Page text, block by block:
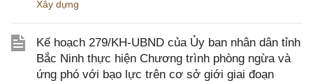
Xây dựng
Kế hoạch 279/KH-UBND của Ủy ban nhân dân tỉnh
Bắc Ninh thực hiện Chương trình phòng ngừa và
ứng phó với bạo lực trên cơ sở giới giai đoạn